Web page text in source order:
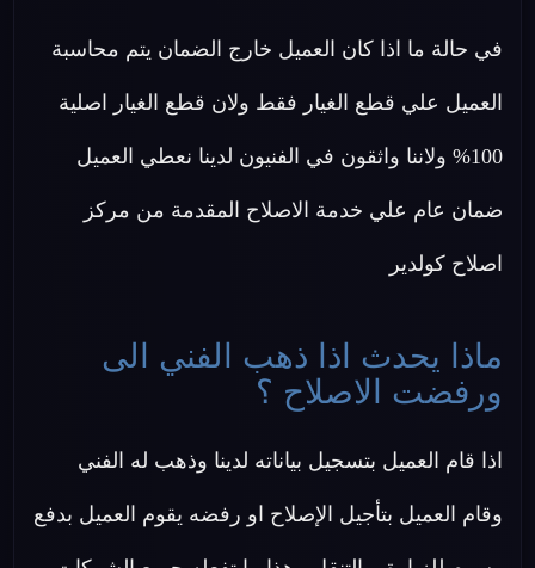
في حالة ما اذا كان العميل خارج الضمان يتم محاسبة
العميل علي قطع الغيار فقط ولان قطع الغيار اصلية
100% ولاننا واثقون في الفنيون لدينا نعطي العميل
ضمان عام علي خدمة الاصلاح المقدمة من مركز
اصلاح كولدير
ماذا يحدث اذا ذهب الفني الى
ورفضت الاصلاح ؟
اذا قام العميل بتسجيل بياناته لدينا وذهب له الفني
وقام العميل بتأجيل الإصلاح او رفضه يقوم العميل بدفع